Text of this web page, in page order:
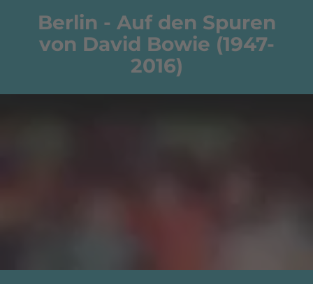
Berlin - Auf den Spuren
von David Bowie (1947-
2016)